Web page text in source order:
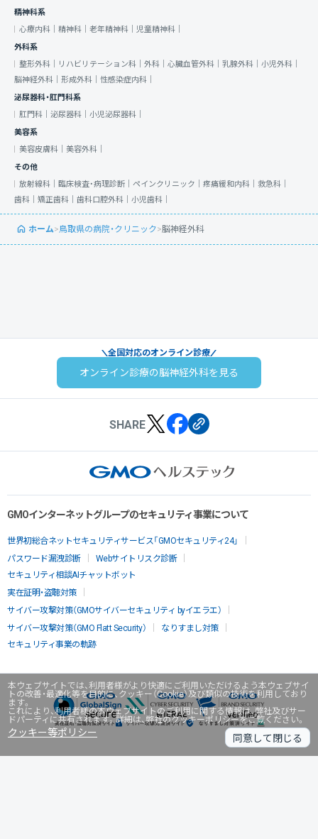
本ウェブサイトでは、利用者様がより快適にご利用いただけるよう本ウェブサイ
トの改善・最適化等を目的に、クッキー（Cookie）及び類似の技術を利用しており
ます。
これにより、利用者様の本ウェブサイトのご利用に関する情報は、弊社及びサー
ドパーティに共有されます。詳細は、弊社のクッキーポリシーをご覧ください。
クッキー等ポリシー 同意して閉じる
精神科系
心療内科｜ 精神科｜ 老年精神科｜ 児童精神科｜
外科系
整形外科｜
リハビリテーション科｜ 外科｜ 心臓血管外科｜ 乳腺外科｜ 小児外科｜
脳神経外科｜ 形成外科｜ 性感染症内科｜
泌尿器科・肛門科系
肛門科｜ 泌尿器科｜ 小児泌尿器科｜
美容系
美容皮膚科｜ 美容外科｜
その他
放射線科｜ 臨床検査・病理診断｜ ペインクリニック｜ 疼痛緩和内科｜ 救急科｜
歯科｜ 矯正歯科｜ 歯科口腔外科｜ 小児歯科｜
ホーム>鳥取県の病院・クリニック>脳神経外科
全国対応のオンライン診療
オンライン診療の脳神経外科を見る
SHARE
GMOインターネットグループのセキュリティ事業について
世界初総合ネットセキュリティサービス「GMOセキュリティ24」
パスワード漏洩診断
Webサイトリスク診断
セキュリティ相談AIチャットボット
実在証明・盗聴対策
サイバー攻撃対策（GMOサイバーセキュリティ byイエラエ）
サイバー攻撃対策（GMO Flatt Security）
なりすまし対策
セキュリティ事業の軌跡